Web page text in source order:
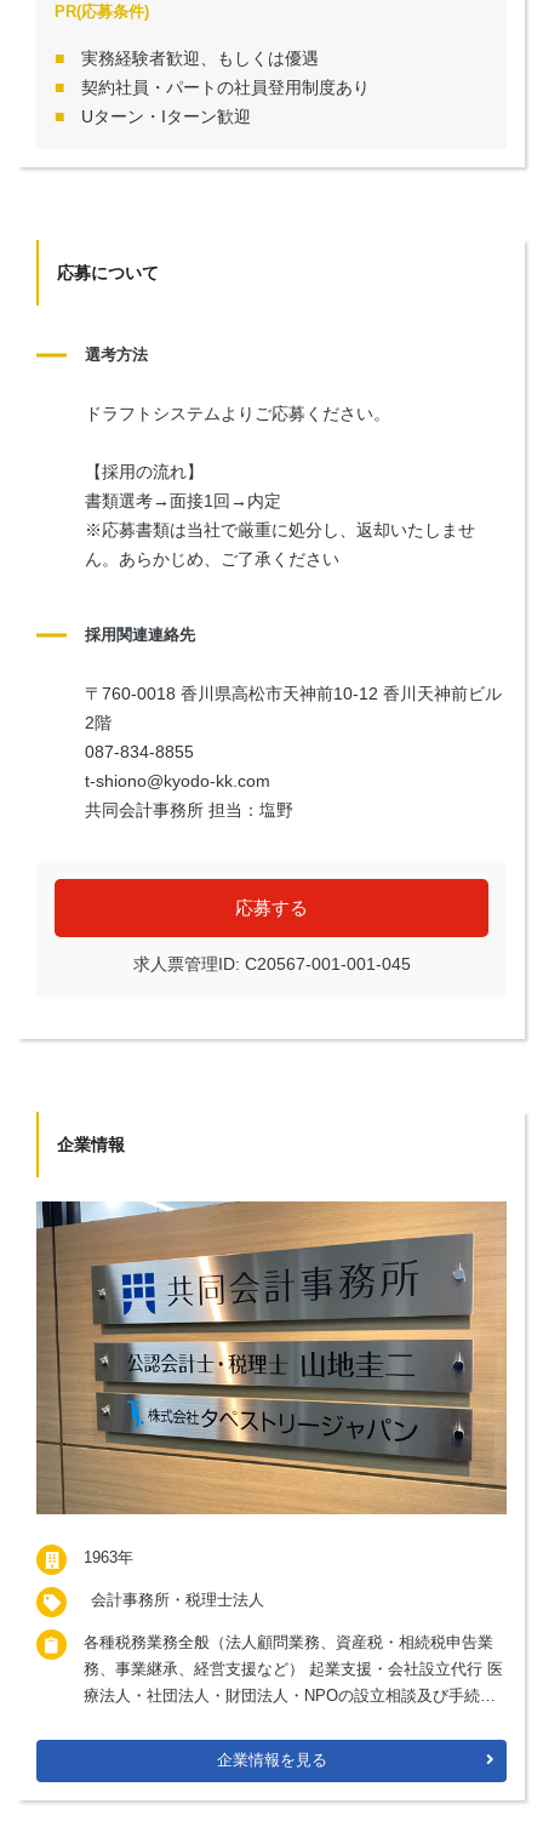
PR(応募条件)
実務経験者歓迎、もしくは優遇
契約社員・パートの社員登用制度あり
Uターン・Iターン歓迎
応募について
選考方法
ドラフトシステムよりご応募ください。
【採用の流れ】
書類選考→面接1回→内定
※応募書類は当社で厳重に処分し、返却いたしませ
ん。あらかじめ、ご了承ください
採用関連連絡先
〒760-0018 香川県高松市天神前10-12 香川天神前ビル
2階
087-834-8855
t-shiono@kyodo-kk.com
共同会計事務所 担当：塩野
応募する
求人票管理ID: C20567-001-001-045
企業情報
1963年
会計事務所・税理士法人
各種税務業務全般（法人顧問業務、資産税・相続税申告業
務、事業継承、経営支援など） 起業支援・会社設立代行 医
療法人・社団法人・財団法人・NPOの設立相談及び手続代
企業情報を見る